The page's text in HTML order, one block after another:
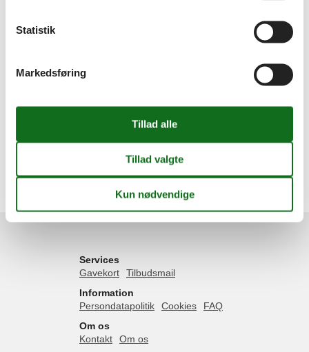
Sommerhus
Attraktion
Vesterhavet
Grøndal
Nyby
Services
Gavekort
Tilbudsmail
Information
Persondatapolitik
Cookies
FAQ
Om os
Kontakt
Om os
Statistik
Markedsføring